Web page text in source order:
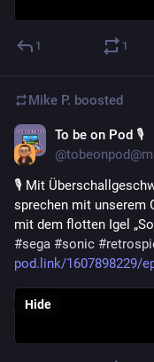
1 1
Mike P. boosted
To be on Pod 🎙
🎙️ Mit
sprechen mit unserem
#sega #sonic #
pod.link/1607898229/
Hide